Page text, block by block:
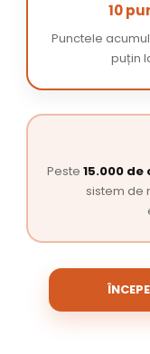
10
Punctele
puțin
Peste 15.000 de
sistem de